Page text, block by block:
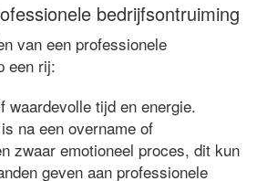
bedrijfsontruiming
van een professionele
een rij:
waardevolle tijd en energie.
na een overname of
zwaar emotioneel proces, dit kun
geven aan professionele